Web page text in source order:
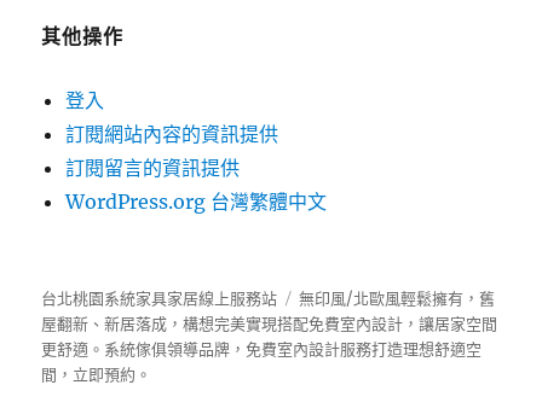
其他操作
登入
訂閱網站內容的資訊提供
訂閱留言的資訊提供
WordPress.org 台灣繁體中文
台北桃園系統家具家居線上服務站
無印風/北歐風輕鬆擁有，舊
屋翻新、新居落成，構想完美實現搭配免費室內設計，讓居家空間
更舒適。 系統傢俱領導品牌，免費室內設計服務打造理想舒適空
間，立即預約。